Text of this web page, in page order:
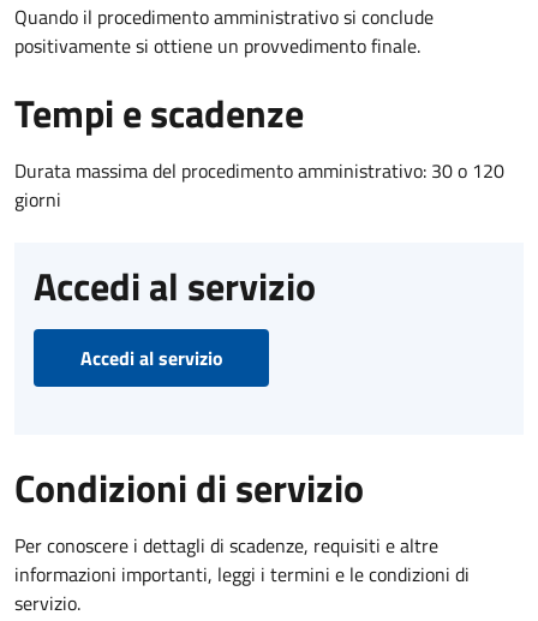
Quando il procedimento amministrativo si conclude
positivamente si ottiene un provvedimento finale.
Tempi e scadenze
Durata massima del procedimento amministrativo: 30 o 120
giorni
Accedi al servizio
Accedi al servizio
Condizioni di servizio
Per conoscere i dettagli di scadenze, requisiti e altre
informazioni importanti, leggi i termini e le condizioni di
servizio.